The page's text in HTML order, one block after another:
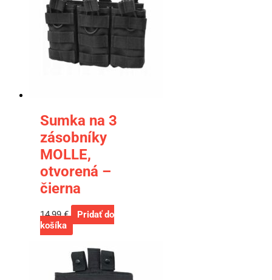
Sumka na 3
zásobníky
MOLLE,
otvorená –
čierna
14,99€
Pridať do
košíka